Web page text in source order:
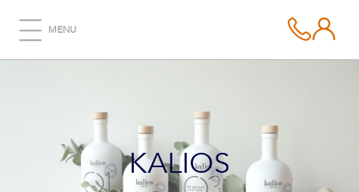
MENU
KALIOS